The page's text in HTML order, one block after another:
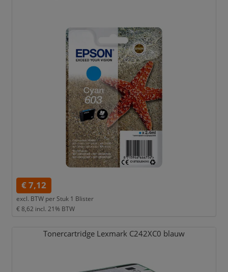
€ 7,12
excl. BTW per Stuk 1 Blister
€ 8,62 incl. 21% BTW
Tonercartridge Lexmark C242XC0 blauw